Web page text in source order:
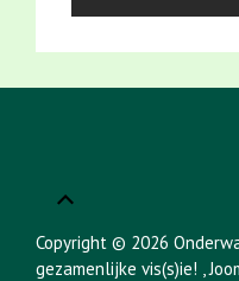
Copyright © 2026
gezamenlijke vis(s)ie! ,